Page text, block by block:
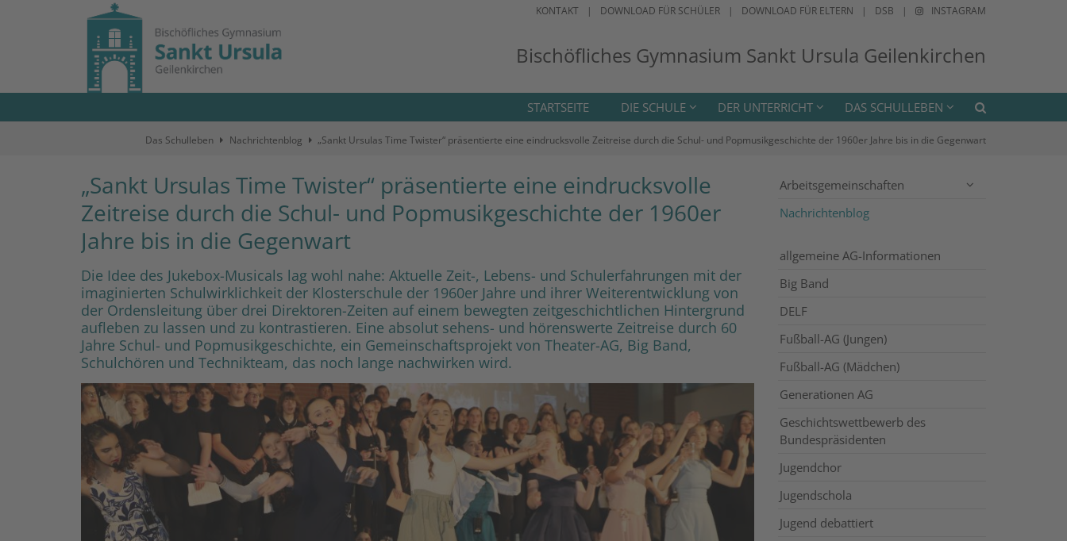
KONTAKT DOWNLOAD FÜR SCHÜLER DOWNLOAD FÜR ELTERN DSB INSTAGRAM
Bischöfliches Gymnasium Sankt Ursula Geilenkirchen
STARTSEITE DIE SCHULE DER UNTERRICHT DAS SCHULLEBEN
Das Schulleben Nachrichtenblog „Sankt Ursulas Time Twister“ präsentierte eine eindrucksvolle Zeitreise durch die Schul- und Popmusikgeschichte der 1960er Jahre bis in die Gegenwart
„Sankt Ursulas Time Twister“ präsentierte eine eindrucksvolle
Zeitreise durch die Schul- und Popmusikgeschichte der 1960er
Jahre bis in die Gegenwart
Die Idee des Jukebox-Musicals lag wohl nahe: Aktuelle Zeit-, Lebens- und Schulerfahrungen mit der
imaginierten Schulwirklichkeit der Klosterschule der 1960er Jahre und ihrer Weiterentwicklung von
der Ordensleitung über drei Direktoren-Zeiten auf einem bewegten zeitgeschichtlichen Hintergrund
aufleben zu lassen und zu kontrastieren. Eine absolut sehens- und hörenswerte Zeitreise durch 60
Jahre Schul- und Popmusikgeschichte, ein Gemeinschaftsprojekt von Theater-AG, Big Band,
Schulchören und Technikteam, das noch lange nachwirken wird.
Arbeitsgemeinschaften
Nachrichtenblog
allgemeine AG-Informationen
Big Band
DELF
Fußball-AG (Jungen)
Fußball-AG (Mädchen)
Generationen AG
Geschichtswettbewerb des
Bundespräsidenten
Jugendchor
Jugendschola
Jugend debattiert